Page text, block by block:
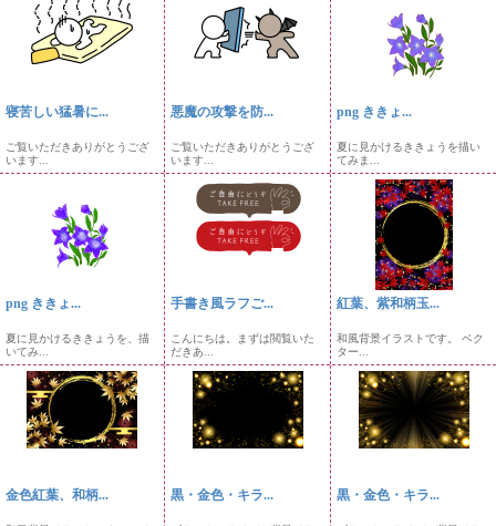
寝苦しい猛暑に...
ご覧いただきありがとうござ
います...
悪魔の攻撃を防...
ご覧いただきありがとうござ
います...
png ききょ...
夏に見かけるききょうを描い
てみま...
png ききょ...
夏に見かけるききょうを、描
いてみ...
手書き風ラフご...
こんにちは。まずは閲覧いた
だきあ...
紅葉、紫和柄玉...
和風背景イラストです。 ベク
ター...
金色紅葉、和柄... 黒・金色・キラ... 黒・金色・キラ...